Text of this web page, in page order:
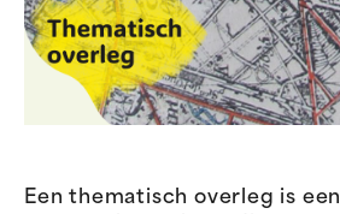
Een thematisch overleg is een